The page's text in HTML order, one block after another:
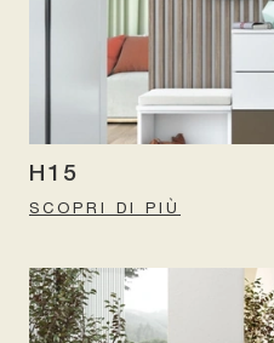
H15
SCOPRI DI PIÙ